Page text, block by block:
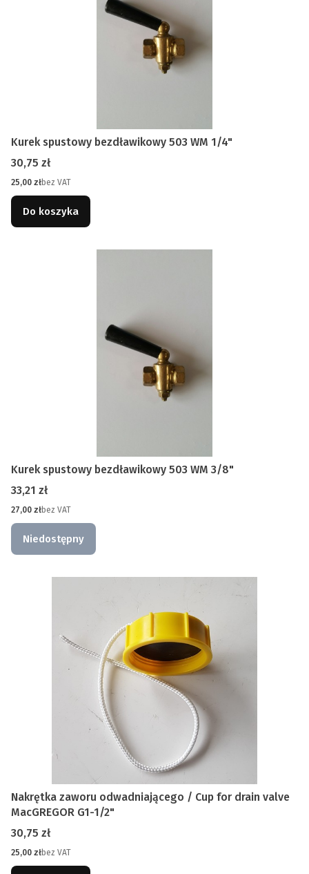
Kurek spustowy bezdławikowy 503 WM 1/4"
Cena
30,75 zł
Cena
25,00 złbez VAT
Do koszyka
Kurek spustowy bezdławikowy 503 WM 3/8"
Cena
33,21 zł
Cena
27,00 złbez VAT
Niedostępny
Nakrętka zaworu odwadniającego / Cup for drain valve
MacGREGOR G1-1/2"
Cena
30,75 zł
Cena
25,00 złbez VAT